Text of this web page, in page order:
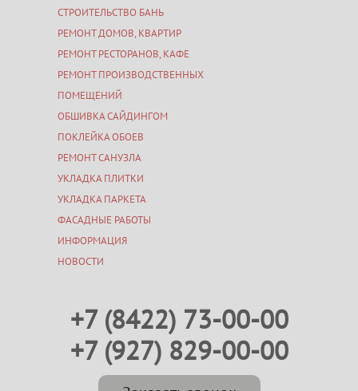
СТРОИТЕЛЬСТВО БАНЬ
РЕМОНТ ДОМОВ, КВАРТИР
РЕМОНТ РЕСТОРАНОВ, КАФЕ
РЕМОНТ ПРОИЗВОДСТВЕННЫХ
ПОМЕЩЕНИЙ
ОБШИВКА САЙДИНГОМ
ПОКЛЕЙКА ОБОЕВ
РЕМОНТ САНУЗЛА
УКЛАДКА ПЛИТКИ
УКЛАДКА ПАРКЕТА
ФАСАДНЫЕ РАБОТЫ
ИНФОРМАЦИЯ
НОВОСТИ
+7 (8422) 73-00-00
+7 (927) 829-00-00